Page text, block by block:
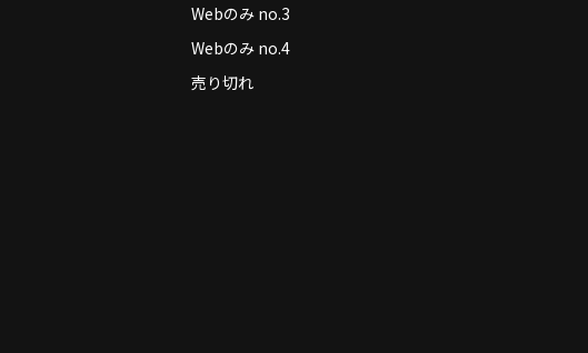
Webのみ no.3
Webのみ no.4
売り切れ